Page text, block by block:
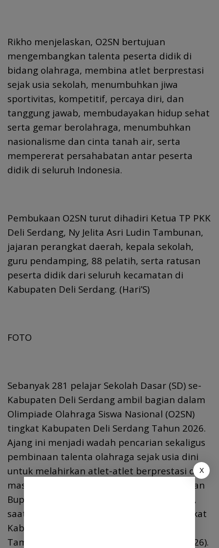
Rikho menjelaskan, O2SN bertujuan
mengembangkan talenta peserta didik di
bidang olahraga, membina atlet berprestasi
sejak usia sekolah, menumbuhkan jiwa
sportivitas, kompetitif, percaya diri, dan
tanggung jawab, membudayakan hidup sehat
serta gemar berolahraga, menumbuhkan
nasionalisme dan cinta tanah air, serta
mempererat persahabatan antar peserta
didik di seluruh Indonesia.
Pembukaan O2SN turut dihadiri Ketua TP PKK
Deli Serdang, Ny Jelita Asri Ludin Tambunan,
jajaran perangkat daerah, kepala sekolah,
guru pendamping, 88 pelatih, serta ratusan
peserta didik dari seluruh kecamatan di
Kabupaten Deli Serdang. (Hari’S)
FOTO
Sebanyak 281 pelajar Sekolah Dasar (SD) se-
Kabupaten Deli Serdang ambil bagian dalam
Olimpiade Olahraga Siswa Nasional (O2SN)
tingkat Kabupaten Deli Serdang Tahun 2026.
Ajang ini menjadi wadah pencarian sekaligus
pembinaan talenta olahraga sejak usia dini
untuk melahirkan atlet-atlet berprestasi di
masa depan. Harapan tersebut disampaikan
Bupati Deli Serdang, Asri Ludin Tambunan,
saat membuka secara resmi O2SN SD tingkat
Kabupaten Deli Serdang tahun 2026 di
Taman Cadika Lubuk Pakam, Rabu (3/6/2026).
X